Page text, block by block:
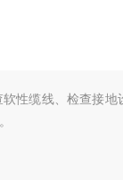
性缆线、检查接地